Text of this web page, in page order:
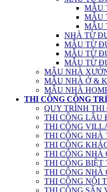
MẪU
MẪU
MẪU
NHÀ TỪ
MẪU TỪ
MẪU TỪ
MẪU TỪ
MẪU NHÀ
MẪU NHÀ Ở &
MẪU NHÀ
THI CÔNG CÔNG
QUY TRÌNH THI
THI CÔNG LÂU
THI CÔNG
THI CÔNG NHÀ
THI CÔNG
THI CÔNG NHÀ
THI CÔNG BIỆT
THI CÔNG NHÀ
THI CÔNG NỘI
THI CÔNG SÂN